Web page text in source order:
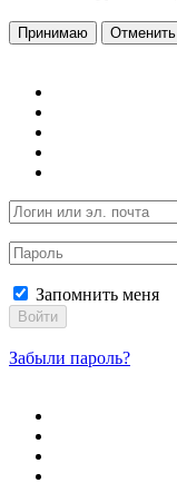
Принимаю Отменить
Запомнить меня
Войти
Забыли пароль?